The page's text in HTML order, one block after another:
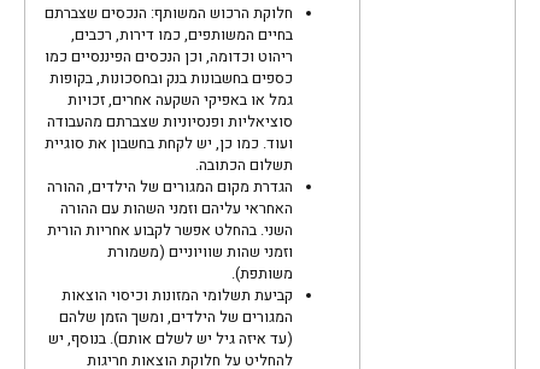
חלוקת הרכוש המשותף: הנכסים שצברתם
בחיים המשותפים, כמו דירות, רכבים,
ריהוט וכדומה, וכן הנכסים הפיננסיים כמו
כספים בחשבונות בנק ובחסכונות, בקופות
גמל או באפיקי השקעה אחרים, זכויות
סוציאליות ופנסיוניות שצברתם מהעבודה
ועוד. כמו כן, יש לקחת בחשבון את סוגיית
תשלום הכתובה.
הגדרת מקום המגורים של הילדים, ההורה
האחראי עליהם וזמני השהות עם ההורה
השני. בהחלט אפשר לקבוע אחריות הורית
וזמני שהות שוויוניים (משמורת
משותפת).
קביעת תשלומי המזונות וכיסוי הוצאות
המגורים של הילדים, ומשך הזמן שלהם
(עד איזה גיל יש לשלם אותם). בנוסף, יש
להחליט על חלוקת הוצאות חריגות